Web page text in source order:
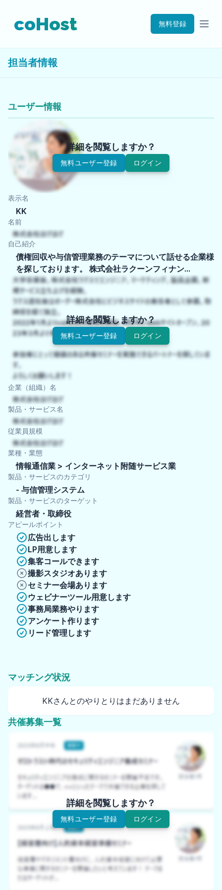
coHost 無料登録
担当者情報
ユーザー情報
詳細を閲覧しますか？
無料ユーザー登録 ログイン
表示名
KK
名前
自己紹介
債権回収や与信管理業務のテーマについて話せる企業様
を探しております。 株式会社ラクーンフィナン…
詳細を閲覧しますか？
無料ユーザー登録 ログイン
企業（組織）名
製品・サービス名
従業員規模
業種・業態
情報通信業 > インターネット附随サービス業
製品・サービスのカテゴリ
与信管理システム
製品・サービスのターゲット
経営者・取締役
アピールポイント
広告出します
LP用意します
集客コールできます
撮影スタジオあります
セミナー会場あります
ウェビナーツール用意します
事務局業務やります
アンケート作ります
リード管理します
マッチング状況
KKさんとのやりとりはまだありません
共催募集一覧
詳細を閲覧しますか？
無料ユーザー登録 ログイン